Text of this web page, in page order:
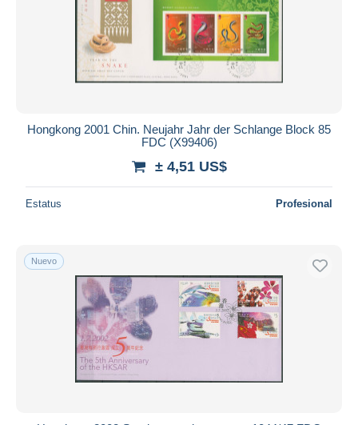
Hongkong 2001 Chin. Neujahr Jahr der Schlange Block 85
FDC (X99406)
± 4,51 US$
Estatus Profesional
Nuevo